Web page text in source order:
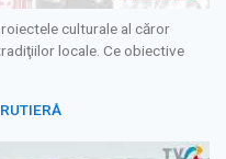
culturale al căror
locale. Ce obiective